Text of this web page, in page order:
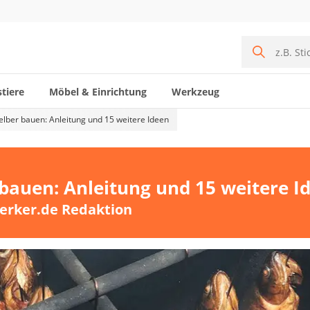
Möbel & Einrichtung Werkzeug
bauen: Anleitung und 15 weitere Ideen
Anleitung und 15 weitere
Redaktion